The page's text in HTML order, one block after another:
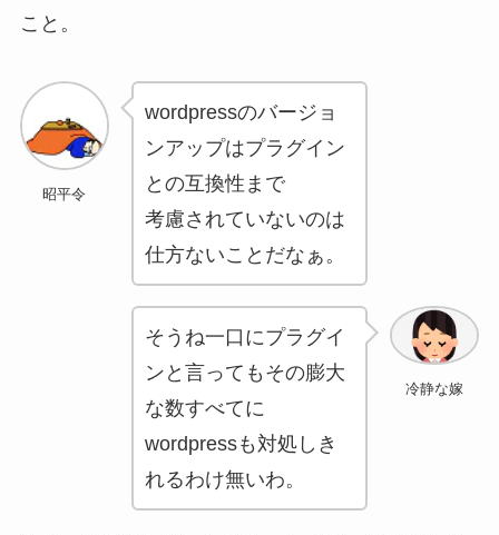
こと。
昭平令
wordpressのバージョ
ンアップはプラグイン
との互換性まで
考慮されていないのは
仕方ないことだなぁ。
冷静な嫁
そうね一口にプラグイ
ンと言ってもその膨大
な数すべてに
wordpressも対処しき
れるわけ無いわ。